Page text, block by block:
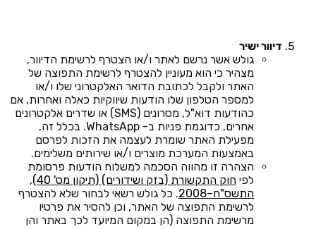
דיוור ישיר
גולש אשר נרשם לאתר ו/או הצטרף לרשימת הדיוור,
מצהיר כי הוא מעוניין להצטרף לרשימת התפוצה של
האתר ולקבל לכתובת הדואר האלקטרוני שלו ו/או
למספר הטלפון שלו הודעות שיווקיות כאלה ואחרות, אם
כהודעות דוא"ל, מסרונים (SMS) או שדרים אלקטרונים
אחרים, כדוגמת פניות ב- WhatsApp. בכלל זה,
מפעילת האתר שומרת לעצמה את הזכות לפרסם
באמצעות המערכת מוצרים ו/או שירותים משלימים.
הצהרה זו מהווה הסכמה למשלוח הודעות פרסומת
לפי
חוק התקשורת (בזק ושידורים) (תיקון מס' 40),
התשס"ח–2008
. כל גולש רשאי לבחור שלא להצטרף
לרשימת התפוצה של האתר, וכן להסיר את פרטיו
מרשימת התפוצה (הן במקום המיועד לכך באתר והן